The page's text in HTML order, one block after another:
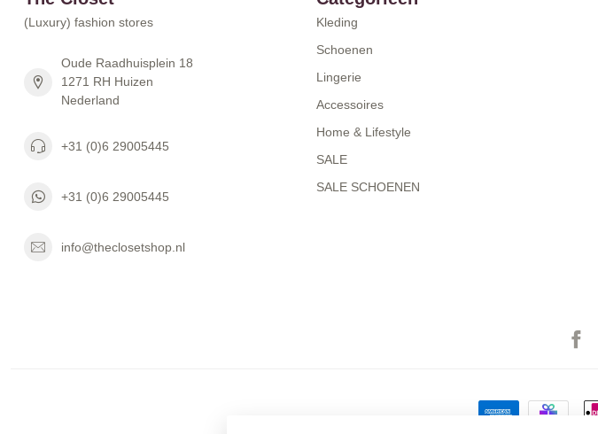
(Luxury) fashion stores
Oude Raadhuisplein 18
1271 RH Huizen
Nederland
+31 (0)6 29005445
+31 (0)6 29005445
info@theclosetshop.nl
Kleding
Schoenen
Lingerie
Accessoires
Home & Lifestyle
SALE
SALE SCHOENEN